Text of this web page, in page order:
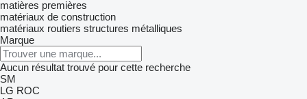
matières premières
matériaux de construction
matériaux routiers structures métalliques
Marque
Aucun résultat trouvé pour cette recherche
SM
LG ROC